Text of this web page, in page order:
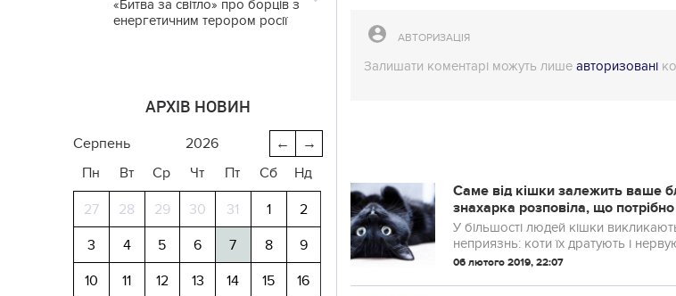
«Битва за світло» про борців з
енергетичним терором росії
АРХІВ НОВИН
→
←
серпень
2026
Пн
Вт Ср Чт Пт Сб Нд
27 28 29 30 31 1
2
3
4 5 6 7 8
9
10
11 12 13 14 15
16
АВТОРИЗАЦІЯ
Залишати коментарі можуть лише авторизовані
Саме від кішки залежить ваше
знахарка розповіла, що потрібно зробити! Саме від кішки залежить
дивуйтеся, це правда!
У більшості людей кішки
неприязнь: коти їх дратують і
06 лютого 2019, 22:07